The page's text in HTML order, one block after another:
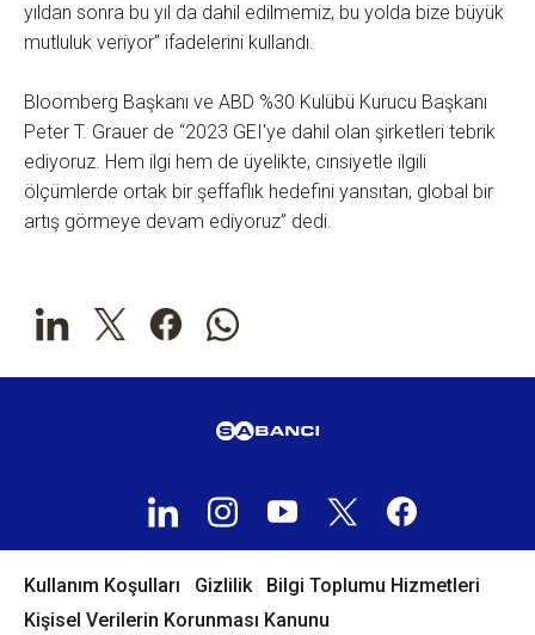
yıldan sonra bu yıl da dahil edilmemiz, bu yolda bize büyük
mutluluk veriyor” ifadelerini kullandı.
Bloomberg Başkanı ve ABD %30 Kulübü Kurucu Başkanı
Peter T. Grauer de “2023 GEI'ye dahil olan şirketleri tebrik
ediyoruz. Hem ilgi hem de üyelikte, cinsiyetle ilgili
ölçümlerde ortak bir şeffaflık hedefini yansıtan, global bir
artış görmeye devam ediyoruz” dedi.
Kullanım Koşulları Gizlilik
Bilgi Toplumu Hizmetleri
Kişisel Verilerin Korunması Kanunu